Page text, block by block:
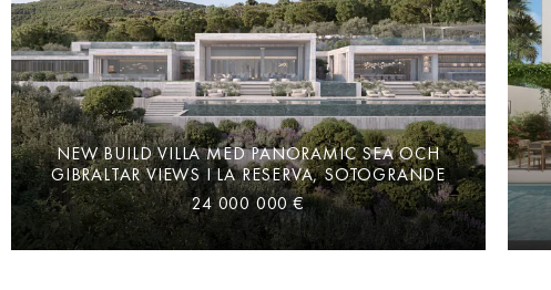
NEW BUILD VILLA MED PANORAMIC SEA OCH
GIBRALTAR VIEWS I LA RESERVA, SOTOGRANDE
24 000 000 €